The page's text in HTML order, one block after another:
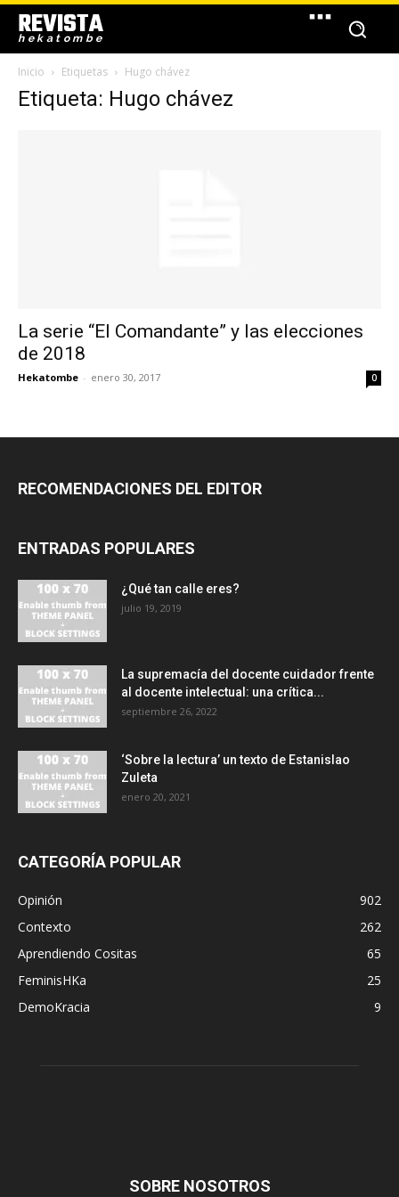
REVISTA
hekatombe
Inicio Etiquetas Hugo chávez
Etiqueta: Hugo chávez
La serie “El Comandante” y las elecciones
de 2018
Hekatombe - enero 30, 2017 0
RECOMENDACIONES DEL EDITOR
ENTRADAS POPULARES
¿Qué tan calle eres?
julio 19, 2019
La supremacía del docente cuidador frente
al docente intelectual: una crítica...
septiembre 26, 2022
‘Sobre la lectura’ un texto de Estanislao
Zuleta
enero 20, 2021
CATEGORÍA POPULAR
Opinión
902
Contexto
262
Aprendiendo Cositas
65
FeminisHKa
25
DemoKracia
9
SOBRE NOSOTROS